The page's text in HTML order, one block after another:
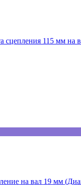
сцепления 115 мм на
на вал 19 мм